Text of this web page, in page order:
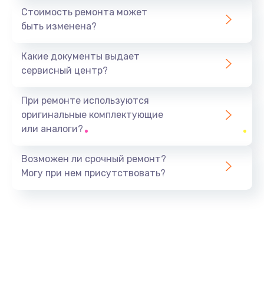
1440 руб.
Ремонт южного моста
Замена батарейки BIOS
Заказать
Стоимость ремонта может
быть изменена?
Какие документы выдает
сервисный центр?
При ремонте используются
оригинальные комплектующие
или аналоги?
Возможен ли срочный ремонт?
Могу при нем присутствовать?